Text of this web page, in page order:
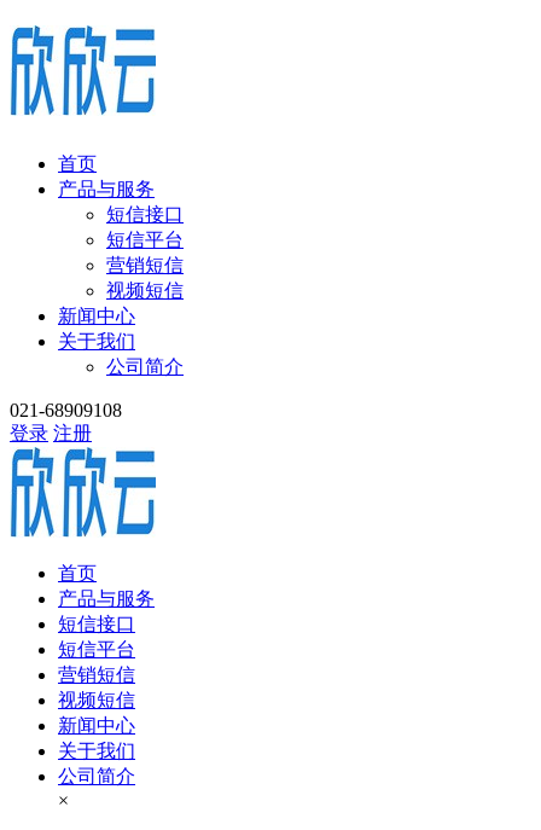
首页
产品与服务
短信接口
短信平台
营销短信
视频短信
新闻中心
关于我们
公司简介
021-68909108
登录 注册
首页
产品与服务
短信接口
短信平台
营销短信
视频短信
新闻中心
关于我们
公司简介
×